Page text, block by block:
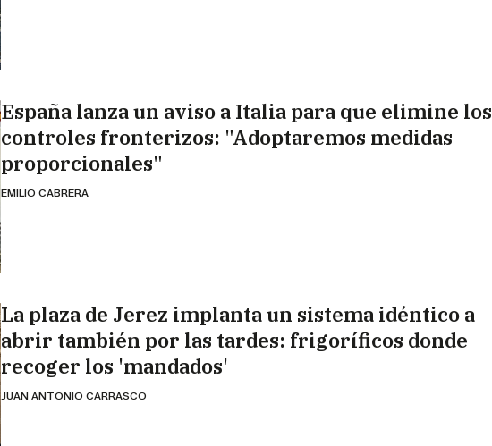
España lanza un aviso a Italia para que elimine los
controles fronterizos: "Adoptaremos medidas
proporcionales"
EMILIO CABRERA
La plaza de Jerez implanta un sistema idéntico a
abrir también por las tardes: frigoríficos donde
recoger los 'mandados'
JUAN ANTONIO CARRASCO